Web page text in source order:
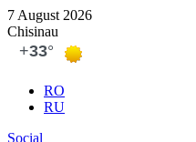
7 August 2026
Chisinau
RO
RU
Social